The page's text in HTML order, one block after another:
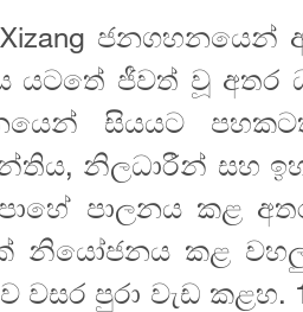
යටතේ ජීවත් වූ අතර
සියයට
නිලධාරීන් සහ
පාලනය කළ
නියෝජනය කළ
පුරා වැඩ කළහ.